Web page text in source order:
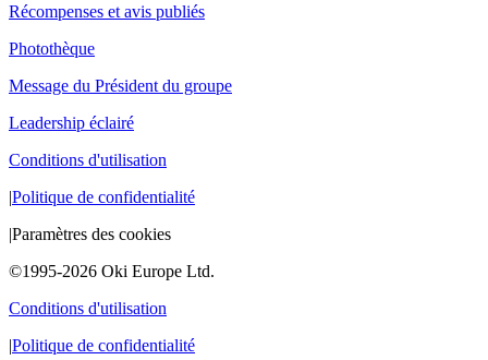
Récompenses et avis publiés
Photothèque
Message du Président du groupe
Leadership éclairé
Conditions d'utilisation
|Politique de confidentialité
|Paramètres des cookies
©1995-2026 Oki Europe Ltd.
Conditions d'utilisation
|Politique de confidentialité